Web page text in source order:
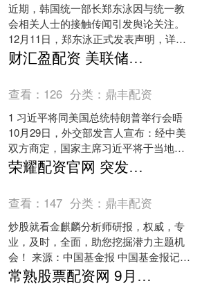
近期，韩国统一部长郑东泳因与统一教
会相关人士的接触传闻引发舆论关注。
12月11日，郑东泳正式发表声明，详细
说明相关情况，否认不实传言，并表示
将对诽谤其声誉的媒....
财汇盈配资 美联储再次降息25个基点 鲍威尔发声；世界首家！英伟达市值站上5万亿美元丨每经早参
查看： 126 分类： 鼎丰配资
1 习近平将同美国总统特朗普举行会晤
10月29日，外交部发言人宣布：经中美
双方商定，国家主席习近平将于当地时
间10月30日在韩国釜山同美国总统特朗
普举行会晤，....
荣耀配资官网 突发公告，童恩文逝世
查看： 147 分类： 鼎丰配资
炒股就看金麒麟分析师研报，权威，专
业，及时，全面，助您挖掘潜力主题机
会！ 来源：中国基金报 中国基金报记者
晨曦 最新消息！菊乐股份实控人、董事
长童恩文逝世。 ....
常熟股票配资网 9月4日股票ETF净流入近74亿元